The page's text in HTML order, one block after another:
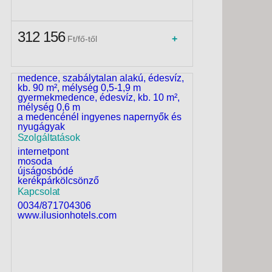
312 156 Ft/fő-től +
szórakozás, aerobik, minidisco, esti élő
műsorok)
felár ellenében: billiárd, vízi sportok a
medence, szabálytalan alakú, édesvíz,
kb. 90 m², mélység 0,5-1,9 m
gyermekmedence, édesvíz, kb. 10 m²,
mélység 0,6 m
a medencénél ingyenes napernyők és
nyugágyak
Szolgáltatások
internetpont
mosoda
újságosbódé
kerékpárkölcsönző
Kapcsolat
0034/871704306
www.ilusionhotels.com